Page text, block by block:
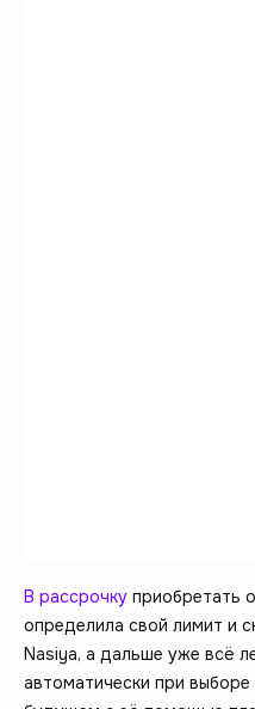
В рассрочку приобретать
определила свой лимит и
Nasiya, а дальше уже всё
автоматически при